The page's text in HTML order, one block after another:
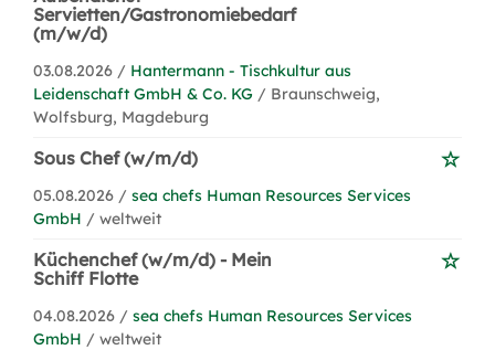
Servietten/Gastronomiebedarf
(m/w/d)
03.08.2026 / Hantermann - Tischkultur aus
Leidenschaft GmbH & Co. KG / Braunschweig,
Wolfsburg, Magdeburg
Sous Chef (w/m/d)
05.08.2026 / sea chefs Human Resources Services
GmbH / weltweit
Küchenchef (w/m/d) - Mein
Schiff Flotte
04.08.2026 / sea chefs Human Resources Services
GmbH / weltweit